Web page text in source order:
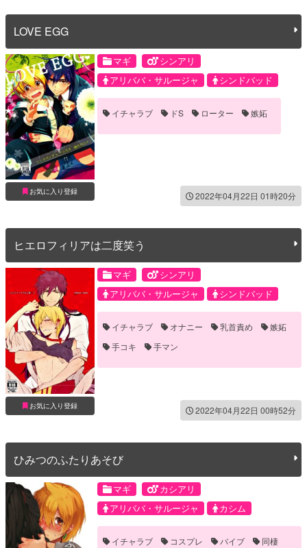
LOVE EGG
お気に入り登録
マギ
シンアリ
アリババ・サルージャ
シンドバッド
イチャラブ ドS ローター 嫉妬
2022年04月22日 01時20分
ヒエロフィリアは二度笑う
お気に入り登録
マギ
シンアリ
アリババ・サルージャ
シンドバッド
イチャラブ オナニー 乳首責め
嫉妬
手コキ
手マン
2022年04月22日 00時52分
ひみつのふたりあそび
マギ
カシアリ
アリババ・サルージャ
カシム
イチャラブ コスプレ バイブ 同棲